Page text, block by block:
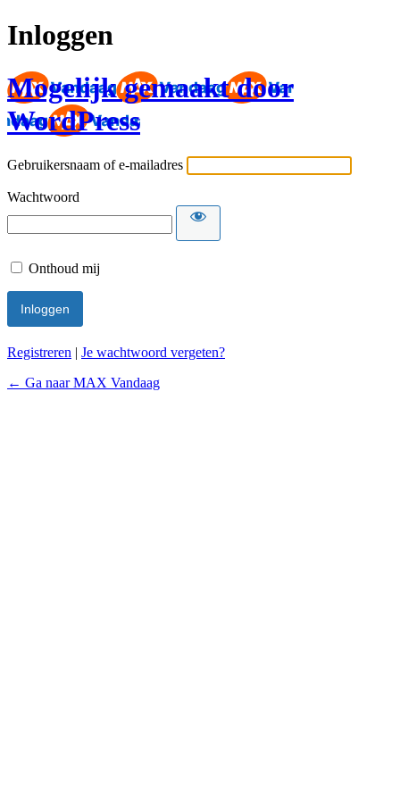
Inloggen
Mogelijk gemaakt door
WordPress
Gebruikersnaam of e-mailadres
Wachtwoord
Onthoud mij
Registreren | Je wachtwoord vergeten?
← Ga naar MAX Vandaag